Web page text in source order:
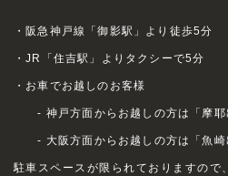
・阪急神戸線「御影駅」より徒歩5分
・JR「住吉駅」よりタクシーで5分
・お車でお越しのお客様
- 神戸方面からお越しの方は「摩耶
- 大阪方面からお越しの方は「魚崎
駐車スペースが限られておりますので